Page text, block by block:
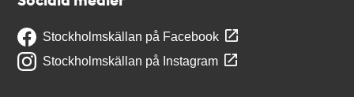
Stockholmskällan på Facebook
Stockholmskällan på Instagram